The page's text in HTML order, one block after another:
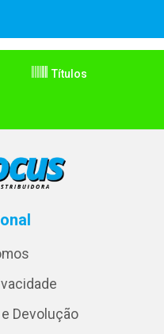
Títulos
Devolução